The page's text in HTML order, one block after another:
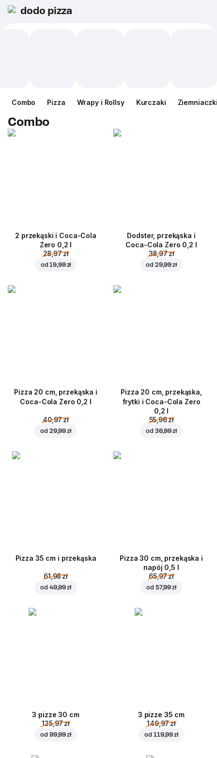
dodo pizza
Сombo Pizza Wrapy i Rollsy Kurczaki
Сombo
2 przekąski i Coca-Cola
Zero 0,2 l
28,97 zł
od19,99 zł
Dodster, przekąska i
Coca-Cola Zero 0,2 l
38,97 zł
od 29,99 zł
Pizza 20 cm, przekąska i
Coca-Cola Zero 0,2 l
40,97 zł
od 29,99 zł
Pizza 20 cm, przekąska,
frytki i Coca-Cola Zero
0,2 l
55,96 zł
od 36,99 zł
Pizza 35 cm i przekąska
61,98 zł
od 49,99 zł
Pizza 30 cm, przekąska i
napój 0,5 l
65,97 zł
od 57,99 zł
3 pizze 30 cm
125,97 zł
od 99,99 zł
3 pizze 35 cm
149,97 zł
od 119,99 zł